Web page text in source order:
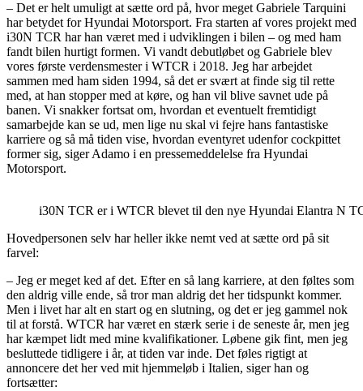
– Det er helt umuligt at sætte ord på, hvor meget Gabriele Tarquini
har betydet for Hyundai Motorsport. Fra starten af vores projekt med
i30N TCR har han været med i udviklingen i bilen – og med ham
fandt bilen hurtigt formen. Vi vandt debutløbet og Gabriele blev
vores første verdensmester i WTCR i 2018. Jeg har arbejdet
sammen med ham siden 1994, så det er svært at finde sig til rette
med, at han stopper med at køre, og han vil blive savnet ude på
banen. Vi snakker fortsat om, hvordan et eventuelt fremtidigt
samarbejde kan se ud, men lige nu skal vi fejre hans fantastiske
karriere og så må tiden vise, hvordan eventyret udenfor cockpittet
former sig, siger Adamo i en pressemeddelelse fra Hyundai
Motorsport.
i30N TCR er i WTCR blevet til den nye Hyundai Elantra N
Hovedpersonen selv har heller ikke nemt ved at sætte ord på sit
farvel:
– Jeg er meget ked af det. Efter en så lang karriere, at den føltes som
den aldrig ville ende, så tror man aldrig det her tidspunkt kommer.
Men i livet har alt en start og en slutning, og det er jeg gammel nok
til at forstå. WTCR har været en stærk serie i de seneste år, men jeg
har kæmpet lidt med mine kvalifikationer. Løbene gik fint, men jeg
besluttede tidligere i år, at tiden var inde. Det føles rigtigt at
annoncere det her ved mit hjemmeløb i Italien, siger han og
fortsætter: